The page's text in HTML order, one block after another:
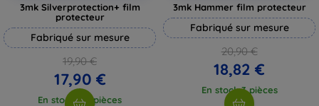
3mk Silverprotection+ film
protecteur
Fabriqué sur mesure
19,90 €
17,90 €
En stock > 5 pièces
3mk Hammer film protecteur
Fabriqué sur mesure
20,90 €
18,82 €
En stock 3 pièces